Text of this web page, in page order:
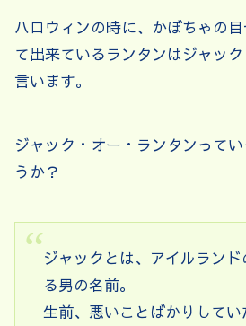
ハロウィンの時に、かぼちゃの
て出来ているランタンはジャッ
言います。
ジャック・オー・ランタンって
うか？
ジャックとは、アイルラン
る男の名前。
生前、悪いことばかりしてい